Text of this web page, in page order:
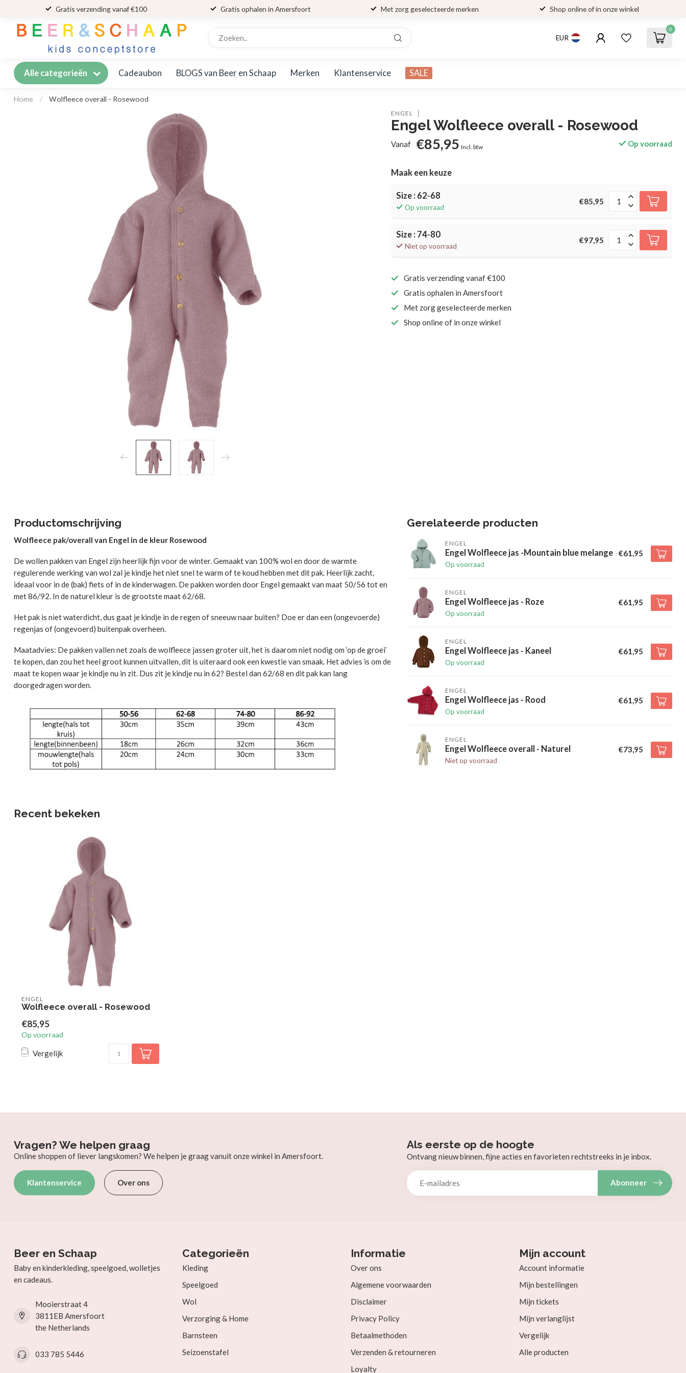
Gratis verzending vanaf €100 Gratis ophalen in Amersfoort Met zorg geselecteerde merken Shop online of in onze winkel
EUR
0
Alle categorieën Cadeaubon BLOGS van Beer en Schaap Merken Klantenservice SALE
Home / Wolfleece overall - Rosewood
ENGEL
Engel Wolfleece overall - Rosewood
Vanaf €85,95 Incl. btw Op voorraad
Maak een keuze
Size : 62-68
Op voorraad
€85,95
Size : 74-80
Niet op voorraad
€97,95
Gratis verzending vanaf €100
Gratis ophalen in Amersfoort
Met zorg geselecteerde merken
Shop online of in onze winkel
Productomschrijving
Wolfleece pak/overall van Engel in de kleur Rosewood
De wollen pakken van Engel zijn heerlijk fijn voor de winter. Gemaakt van 100% wol en door de warmte
regulerende werking van wol zal je kindje het niet snel te warm of te koud hebben met dit pak. Heerlijk zacht,
ideaal voor in de (bak) fiets of in de kinderwagen. De pakken worden door Engel gemaakt van maat 50/56 tot en
met 86/92. In de naturel kleur is de grootste maat 62/68.
Het pak is niet waterdicht, dus gaat je kindje in de regen of sneeuw naar buiten? Doe er dan een (ongevoerde)
regenjas of (ongevoerd) buitenpak overheen.
Maatadvies: De pakken vallen net zoals de wolfleece jassen groter uit, het is daarom niet nodig om ‘op de groei’
te kopen, dan zou het heel groot kunnen uitvallen, dit is uiteraard ook een kwestie van smaak. Het advies is om de
maat te kopen waar je kindje nu in zit. Dus zit je kindje nu in 62? Bestel dan 62/68 en dit pak kan lang
doorgedragen worden.
Gerelateerde producten
ENGEL
Engel Wolfleece jas -Mountain blue melange
Op voorraad
€61,95
ENGEL
Engel Wolfleece jas - Roze
Op voorraad
€61,95
ENGEL
Engel Wolfleece jas - Kaneel
Op voorraad
€61,95
ENGEL
Engel Wolfleece jas - Rood
Op voorraad
€61,95
ENGEL
Engel Wolfleece overall - Naturel
Niet op voorraad
€73,95
Recent bekeken
ENGEL
Wolfleece overall - Rosewood
€85,95
Op voorraad
Vergelijk
Vragen? We helpen graag
Online shoppen of liever langskomen? We helpen je graag vanuit onze winkel in Amersfoort.
Klantenservice Over ons
Als eerste op de hoogte
Ontvang nieuw binnen, fijne acties en favorieten rechtstreeks in je inbox.
Abonneer
Beer en Schaap
Baby en kinderkleding, speelgoed, wolletjes
en cadeaus.
Mooierstraat 4
3811EB Amersfoort
the Netherlands
033 785 5446
Categorieën
Kleding
Speelgoed
Wol
Verzorging & Home
Barnsteen
Seizoenstafel
Informatie
Over ons
Algemene voorwaarden
Disclaimer
Privacy Policy
Betaalmethoden
Verzenden & retourneren
Loyalty
Mijn account
Account informatie
Mijn bestellingen
Mijn tickets
Mijn verlanglijst
Vergelijk
Alle producten